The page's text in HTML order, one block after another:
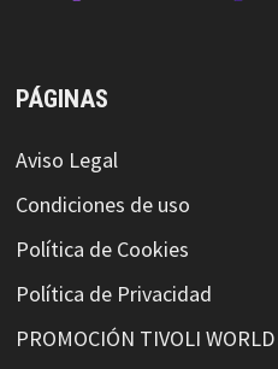
PÁGINAS
Aviso Legal
Condiciones de uso
Política de Cookies
Política de Privacidad
PROMOCIÓN TIVOLI WORLD